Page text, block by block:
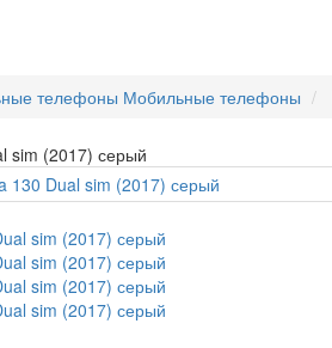
телефоны Мобильные телефоны
sim (2017) серый